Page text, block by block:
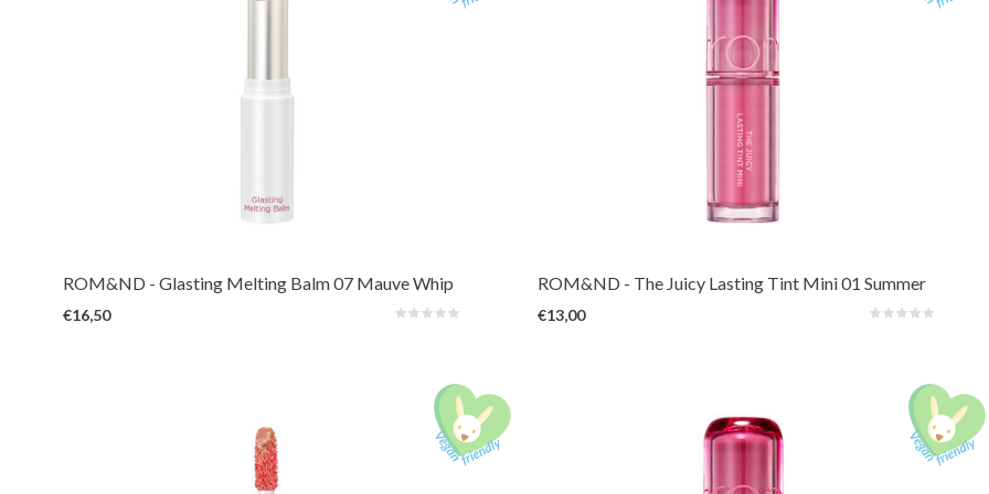
zachte, glasachtige glans. Geeft een subtiele tint of een verfrissend
ROM&ND - Glasting Melting Balm 07 Mauve Whip
€16,50
De verbeterde en langer houdende 3e generatie van het geliefde Rom&nd-
product. De levendige en unieke tinten, geïnspireerd op verse vruchten uit
de natuur, zorgen voor een sappige, glanzende kleur die de hele dag
ROM&ND - The Juicy Lasting Tint Mini 01 Summer
Fig
€13,00